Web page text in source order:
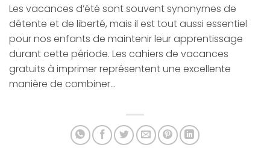
Les vacances d’été sont souvent synonymes de
détente et de liberté, mais il est tout aussi essentiel
pour nos enfants de maintenir leur apprentissage
durant cette période. Les cahiers de vacances
gratuits à imprimer représentent une excellente
manière de combiner…